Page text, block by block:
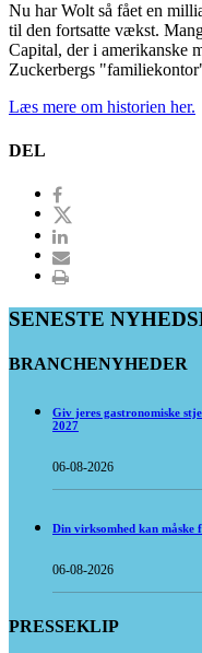
Nu har Wolt så fået en
til den fortsatte vækst.
Capital, der i amerikanske
Zuckerbergs
Læs mere om historien her.
DEL
SENESTE
BRANCHENYHEDER
Giv jeres gastronomiske
2027
06-08-2026
Din virksomhed kan måske
06-08-2026
PRESSEKLIP